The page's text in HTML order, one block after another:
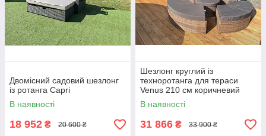
Двомісний садовий шезлонг
із ротанга Capri
В наявності
18 952 ₴ 20 600 ₴
Шезлонг круглий із
техноротанга для тераси
Venus 210 см коричневий
колір
В наявності
31 866 ₴ 33 900 ₴